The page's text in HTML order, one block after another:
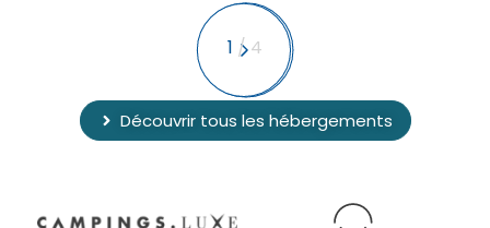
1 /4
Découvrir tous les hébergements